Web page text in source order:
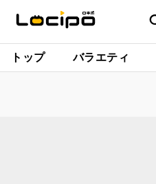
トップ バラエティ